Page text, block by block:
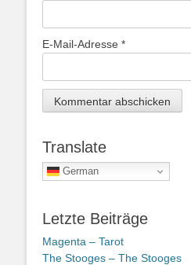
E-Mail-Adresse *
Translate
German
Letzte Beiträge
Magenta – Tarot
The Stooges – The Stooges